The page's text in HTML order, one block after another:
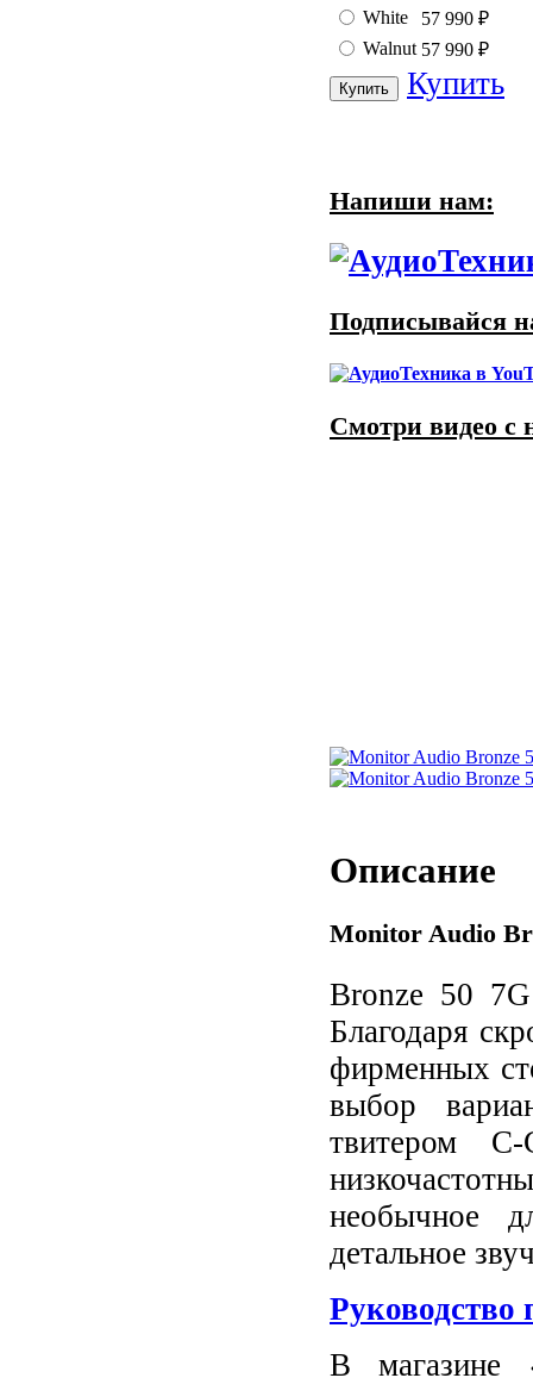
White
57 990 ₽
Walnut 57 990 ₽
Купить
Напиши нам:
Подписывайся
Смотри видео с
Описание
Monitor Audio
Bronze 50
Благодаря
фирменных
выбор
твитером
необычное
детальное
Руководство
В магазине